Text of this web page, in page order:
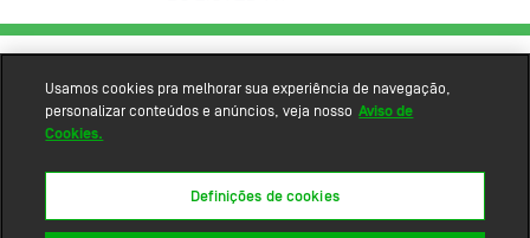
Usamos cookies pra melhorar sua experiência de navegação,
personalizar conteúdos e anúncios, veja nosso Aviso de
Cookies.
Definições de cookies